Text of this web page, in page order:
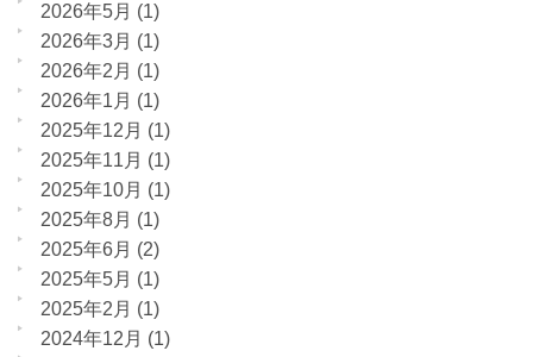
2026年5月 (1)
2026年3月 (1)
2026年2月 (1)
2026年1月 (1)
2025年12月 (1)
2025年11月 (1)
2025年10月 (1)
2025年8月 (1)
2025年6月 (2)
2025年5月 (1)
2025年2月 (1)
2024年12月 (1)